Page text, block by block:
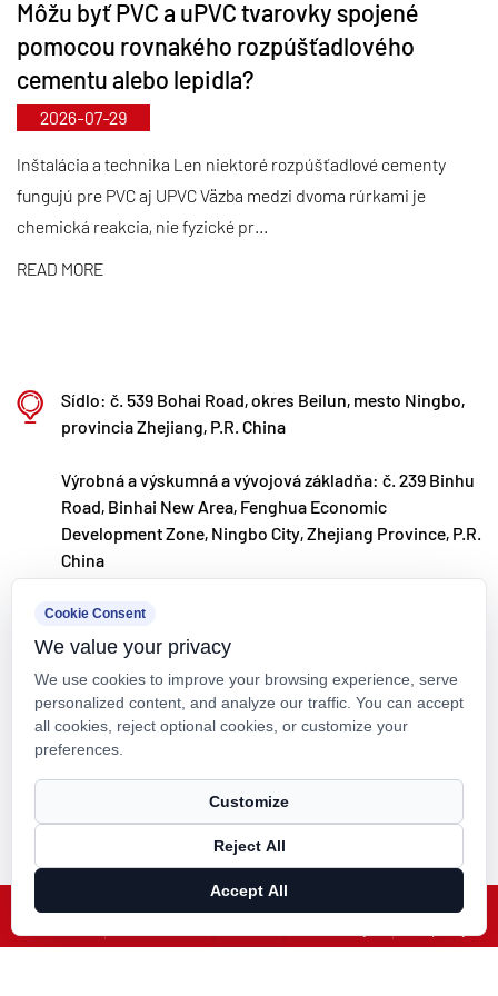
Zabezpečujeme špičkovú kvalitu produktov
prostredníctvom štandardizovanej automatizovanej
výroby a prísneho získavania dovážaných surovín. V
súlade s našou medzinárodnou stratégiou rozvoja
neustále monitorujeme trendy na svetovom trhu a
využívame digitálne kanály, aby sme zákazníkom na
celom svete priniesli vysokokvalitné produkty
„Made in China“.
(Ningbo) Co., Ltd. založila v spolupráci s
materiálové laboratórium, vybudovala modernú
výrobnú základňu a nainštalovala 8 plne
automatizovaných výrobných liniek na
Zariadenie je určené na výskum a vývoj, výrobu a
aplikáciu nových modifikovaných plastov a
polymérnych materiálov. Kaixin sa tiež zaviazal
prilákať špičkových talentov naprieč disciplínami,
neustále podporovať inovácie produktov a vývoj
značky s cieľom stať sa celosvetovo uznávaným
lídrom v oblasti výskumu a vývoja a výroby
polymérových ventilov, potrubí a armatúr.
Môžu byť PVC a uPVC tvarovky spojené
pomocou rovnakého rozpúšťadlového
cementu alebo lepidla?
2026-07-29
Inštalácia a technika Len niektoré rozpúšťadlové cementy
fungujú pre PVC aj UPVC Väzba medzi dvoma rúrkami je
chemická reakcia, nie fyzické pr...
READ MORE
Sídlo: č. 539 Bohai Road, okres Beilun, mesto Ningbo,
provincia Zhejiang, P.R. China
Výrobná a výskumná a vývojová základňa: č. 239 Binhu
Road, Binhai New Area, Fenghua Economic
Development Zone, Ningbo City, Zhejiang Province, P.R.
China
kxpv@kxpv.com
+86-18067123177
Autorské práva © Kaixin Pipeline Technologies Co., Ltd. Všetky práva
vyhradené.
Smart Cloud
Cookie Consent
We value your privacy
We use cookies to improve your browsing experience, serve
personalized content, and analyze our traffic. You can accept
all cookies, reject optional cookies, or customize your
preferences.
Customize
Reject All
Accept All